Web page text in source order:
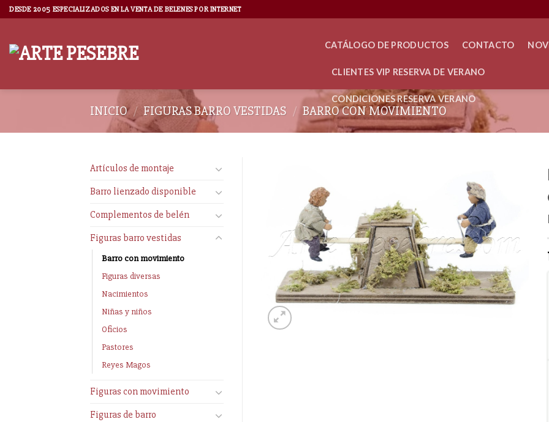
DESDE 2005 ESPECIALIZADOS EN LA VENTA DE BELENES POR INTERNET
CATÁLOGO DE PRODUCTOS CONTACTO
CLIENTES VIP RESERVA DE VERANO
CONDICIONES RESERVA VERANO
INICIO / FIGURAS BARRO VESTIDAS / BARRO CON MOVIMIENTO
Artículos de montaje
Barro lienzado disponible
Complementos de belén
Figuras barro vestidas
Barro con movimiento
Figuras diversas
Nacimientos
Niñas y niños
Oficios
Pastores
Reyes Magos
Figuras con movimiento
Figuras de barro